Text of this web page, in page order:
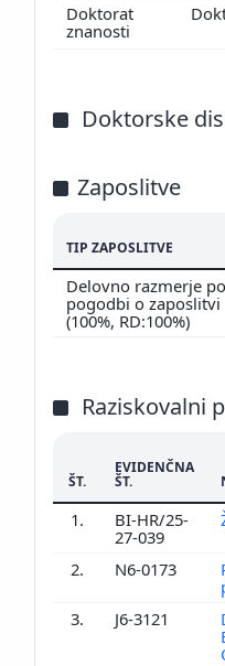
Doktorat
znanosti
Doktorske
Zaposlitve
TIP ZAPOSLITVE
Delovno razmerje po
pogodbi o zaposlitvi
(100%, RD:100%)
Raziskovalni
ŠT.
EVIDENČNA
ŠT.
1.
BI-HR/25-
27-039
2. N6-0173
3. J6-3121